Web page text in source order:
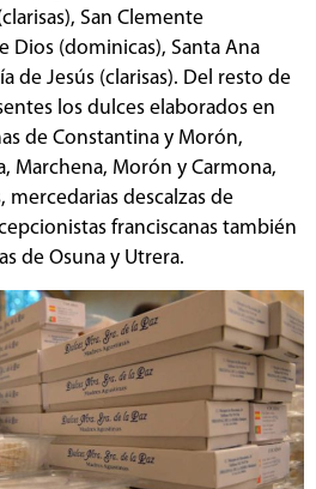
San Clemente
Dios (dominicas), Santa Ana
de Jesús (clarisas). Del resto de
los dulces elaborados en
de Constantina y Morón,
Marchena, Morón y Carmona,
descalzas de
franciscanas también
de Osuna y Utrera.